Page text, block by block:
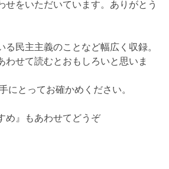
をいただいています。ありがとう
民主主義のことなど幅広く収録。
せて読むとおもしろいと思いま
にとってお確かめください。
め』もあわせてどうぞ